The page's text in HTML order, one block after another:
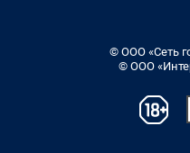
© ООО «Сеть
© ООО